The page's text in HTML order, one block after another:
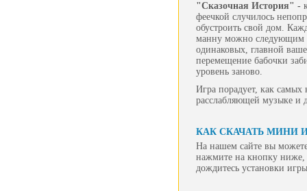
"Сказочная История" -
феечкой случилось
обустроить свой дом.
манну можно следующим
одинаковых, главной
перемещение бабочки
уровень заново.
Игра порадует, как
расслабляющей музыке
КАК СКАЧАТЬ МИНИ
На нашем сайте вы
нажмите на кнопку ниже,
дождитесь установки